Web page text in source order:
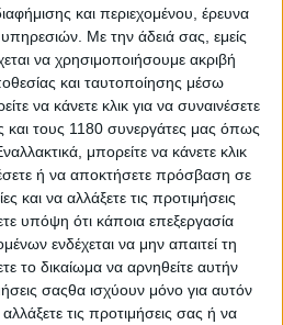
και περιεχομένου, έρευνα
Με την άδειά σας, εμείς
να χρησιμοποιήσουμε ακριβή
και ταυτοποίησης μέσω
να κάνετε κλικ για να συναινέσετε
και τους 1180 συνεργάτες μας όπως
μπορείτε να κάνετε κλικ
ή να αποκτήσετε πρόσβαση σε
και να αλλάξετε τις προτιμήσεις
υπόψη ότι κάποια επεξεργασία
ενδέχεται να μην απαιτεί τη
το δικαίωμα να αρνηθείτε αυτήν
σαςθα ισχύουν μόνο για αυτόν
τις προτιμήσεις σας ή να
μεανεστραμμένο
διαδρομή 130 mm μπροστά
πίσω με διαδρομή 130 mm.
βρίσκουμε δίσκο 320 mm